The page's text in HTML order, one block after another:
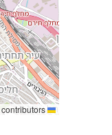
Leaflet
contributors